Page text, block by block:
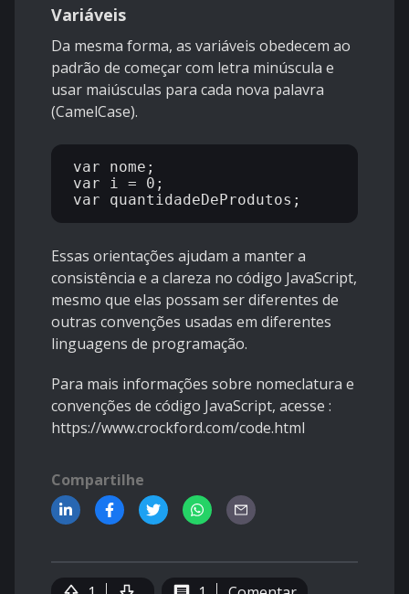
Variáveis
Da mesma forma, as variáveis obedecem ao
padrão de começar com letra minúscula e
usar maiúsculas para cada nova palavra
(CamelCase).
var nome;
var i = 0;
Essas orientações ajudam a manter a
consistência e a clareza no código JavaScript,
mesmo que elas possam ser diferentes de
outras convenções usadas em diferentes
linguagens de programação.
Para mais informações sobre nomeclatura e
convenções de código JavaScript, acesse :
https://www.crockford.com/code.html
Compartilhe